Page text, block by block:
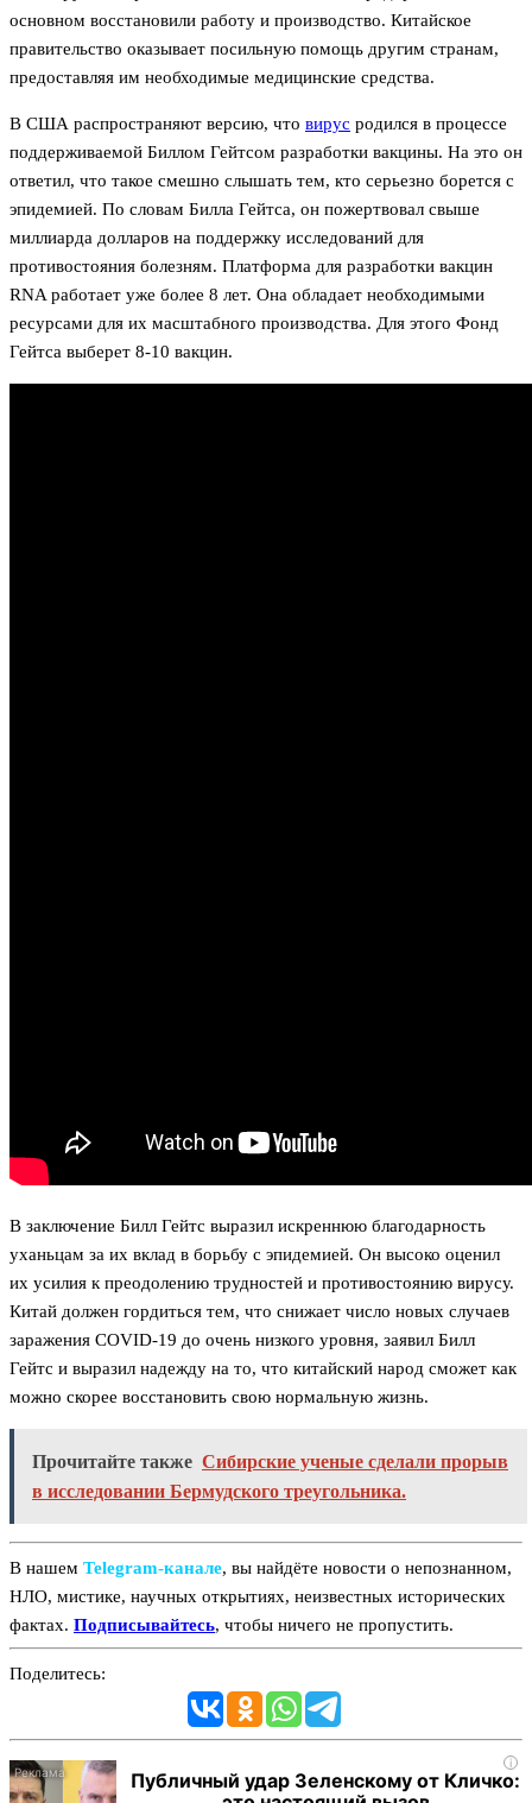
основном восстановили работу и производство. Китайское
правительство оказывает посильную помощь другим странам,
предоставляя им необходимые медицинские средства.
В США распространяют версию, что вирус родился в процессе
поддерживаемой Биллом Гейтсом разработки вакцины. На это он
ответил, что такое смешно слышать тем, кто серьезно борется с
эпидемией. По словам Билла Гейтса, он пожертвовал свыше
миллиарда долларов на поддержку исследований для
противостояния болезням. Платформа для разработки вакцин
RNA работает уже более 8 лет. Она обладает необходимыми
ресурсами для их масштабного производства. Для этого Фонд
Гейтса выберет 8-10 вакцин.
В заключение Билл Гейтс выразил искреннюю благодарность
уханьцам за их вклад в борьбу с эпидемией. Он высоко оценил
их усилия к преодолению трудностей и противостоянию вирусу.
Китай должен гордиться тем, что снижает число новых случаев
заражения COVID-19 до очень низкого уровня, заявил Билл
Гейтс и выразил надежду на то, что китайский народ сможет как
можно скорее восстановить свою нормальную жизнь.
Прочитайте также Сибирские ученые сделали прорыв
в исследовании Бермудского треугольника.
В нашем Telegram‑канале, вы найдёте новости о непознанном,
НЛО, мистике, научных открытиях, неизвестных исторических
фактах. Подписывайтесь, чтобы ничего не пропустить.
Поделитесь:
i
Публичный удар Зеленскому от Кличко: